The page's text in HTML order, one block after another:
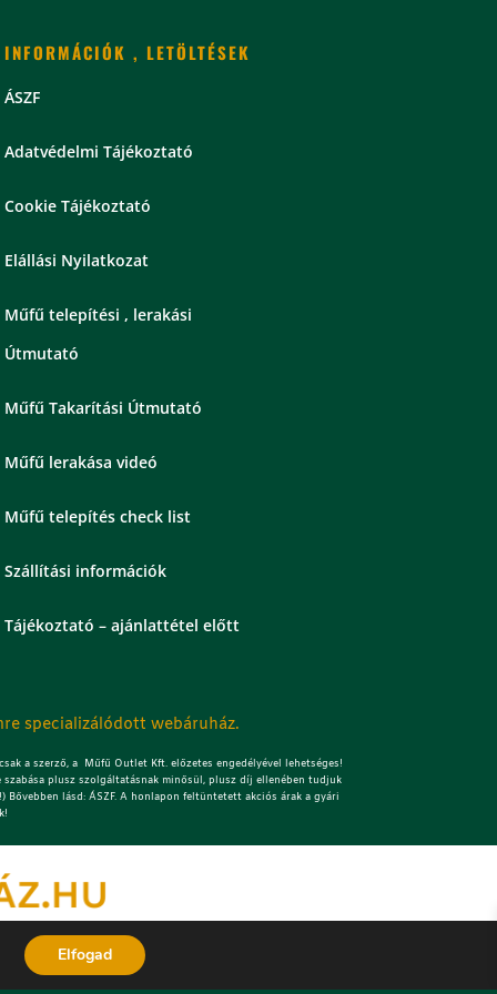
INFORMÁCIÓK , LETÖLTÉSEK
ÁSZF
Adatvédelmi Tájékoztató
Cookie Tájékoztató
Elállási Nyilatkozat
Műfű telepítési , lerakási
Útmutató
Műfű Takarítási Útmutató
Műfű lerakása videó
Műfű telepítés check list
Szállítási információk
Tájékoztató – ajánlattétel előtt
specializálódott webáruház.
a szerző, a Műfű Outlet Kft. előzetes engedélyével lehetséges!
plusz szolgáltatásnak minősül, plusz díj ellenében tudjuk
lásd: ÁSZF. A honlapon feltüntetett akciós árak a gyári
Elfogad